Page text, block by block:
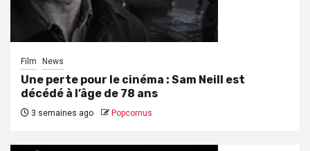
Film News
Une perte pour le cinéma : Sam Neill est
décédé à l’âge de 78 ans
3 semaines ago Popcornus